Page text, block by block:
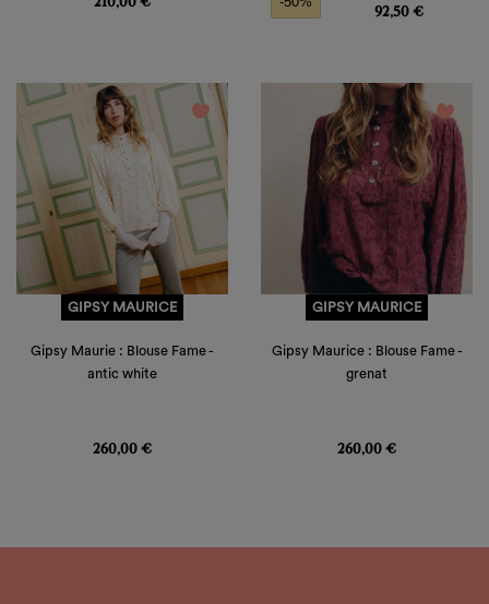
92,50 €
favorite_border
GIPSY MAURICE
Gipsy Maurie : Blouse Fame -
antic white
260,00 €
favorite_border
GIPSY MAURICE
Gipsy Maurice : Blouse Fame -
grenat
260,00 €